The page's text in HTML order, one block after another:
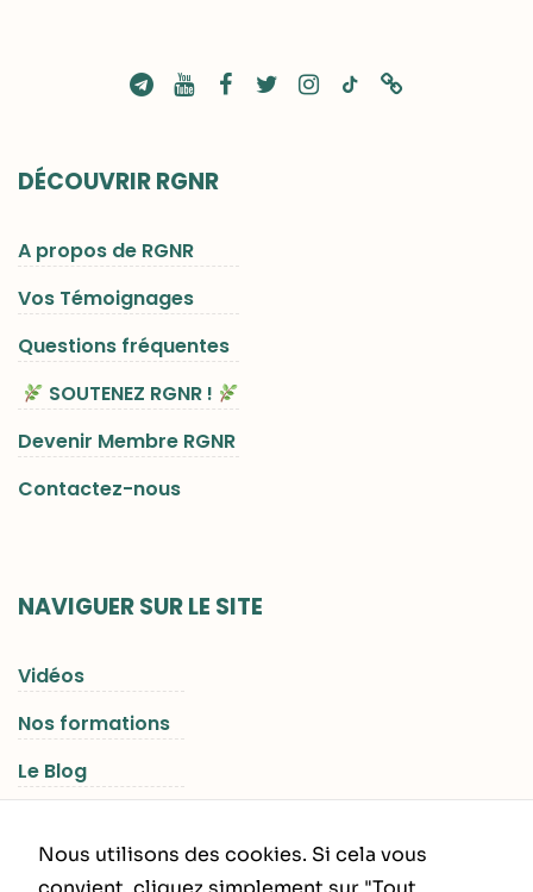
DÉCOUVRIR RGNR
A propos de RGNR
Vos Témoignages
Questions fréquentes
SOUTENEZ RGNR !
Devenir Membre RGNR
Contactez-nous
NAVIGUER SUR LE SITE
Vidéos
Nos formations
Le Blog
Nous utilisons des cookies. Si cela vous